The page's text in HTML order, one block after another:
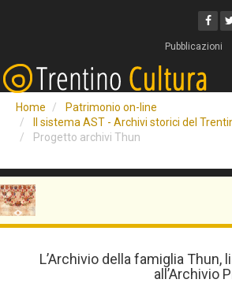
Pubblicazioni
Home
Patrimonio on-line
Il sistema AST - Archivi storici del
Progetto archivi Thun
L’Archivio della famiglia Thun,
all’Archivio